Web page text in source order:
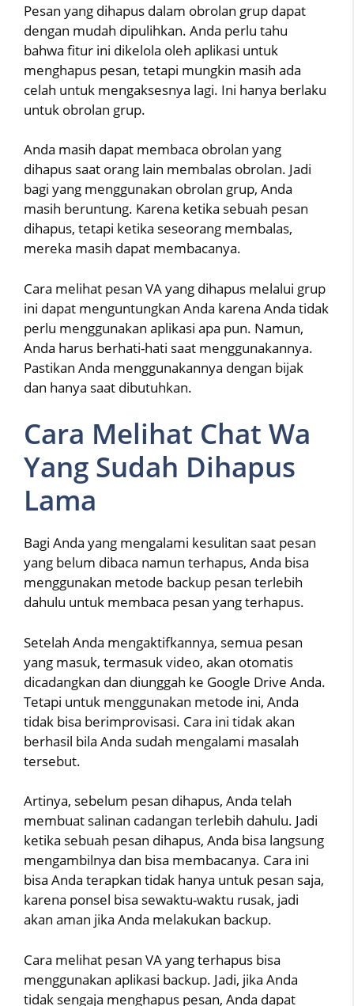
Pesan yang dihapus dalam obrolan grup dapat
dengan mudah dipulihkan. Anda perlu tahu
bahwa fitur ini dikelola oleh aplikasi untuk
menghapus pesan, tetapi mungkin masih ada
celah untuk mengaksesnya lagi. Ini hanya berlaku
untuk obrolan grup.
Anda masih dapat membaca obrolan yang
dihapus saat orang lain membalas obrolan. Jadi
bagi yang menggunakan obrolan grup, Anda
masih beruntung. Karena ketika sebuah pesan
dihapus, tetapi ketika seseorang membalas,
mereka masih dapat membacanya.
Cara melihat pesan VA yang dihapus melalui grup
ini dapat menguntungkan Anda karena Anda tidak
perlu menggunakan aplikasi apa pun. Namun,
Anda harus berhati-hati saat menggunakannya.
Pastikan Anda menggunakannya dengan bijak
dan hanya saat dibutuhkan.
Cara Melihat Chat Wa
Yang Sudah Dihapus
Lama
Bagi Anda yang mengalami kesulitan saat pesan
yang belum dibaca namun terhapus, Anda bisa
menggunakan metode backup pesan terlebih
dahulu untuk membaca pesan yang terhapus.
Setelah Anda mengaktifkannya, semua pesan
yang masuk, termasuk video, akan otomatis
dicadangkan dan diunggah ke Google Drive Anda.
Tetapi untuk menggunakan metode ini, Anda
tidak bisa berimprovisasi. Cara ini tidak akan
berhasil bila Anda sudah mengalami masalah
tersebut.
Artinya, sebelum pesan dihapus, Anda telah
membuat salinan cadangan terlebih dahulu. Jadi
ketika sebuah pesan dihapus, Anda bisa langsung
mengambilnya dan bisa membacanya. Cara ini
bisa Anda terapkan tidak hanya untuk pesan saja,
karena ponsel bisa sewaktu-waktu rusak, jadi
akan aman jika Anda melakukan backup.
Cara melihat pesan VA yang terhapus bisa
menggunakan aplikasi backup. Jadi, jika Anda
tidak sengaja menghapus pesan, Anda dapat